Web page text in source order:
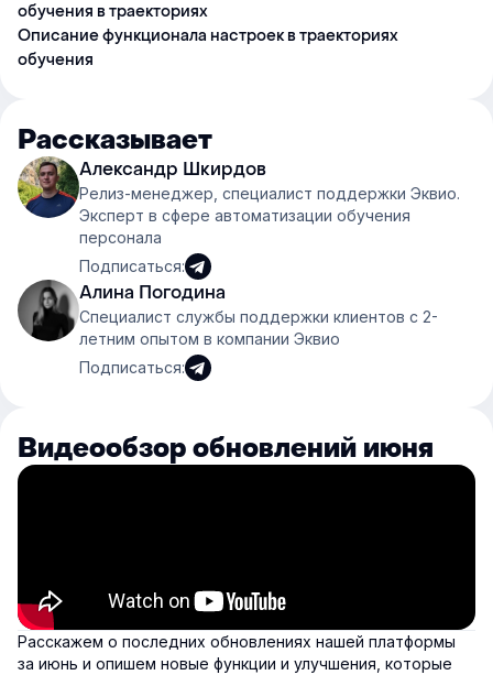
обучения в траекториях
Описание функционала настроек в траекториях
обучения
Рассказывает
Александр Шкирдов
Релиз-менеджер, специалист поддержки Эквио.
Эксперт в сфере автоматизации обучения
персонала
Подписаться:
Алина Погодина
Специалист службы поддержки клиентов с 2-
летним опытом в компании Эквио
Подписаться:
Видеообзор обновлений июня
Расскажем о последних обновлениях нашей платформы
за июнь и опишем новые функции и улучшения, которые